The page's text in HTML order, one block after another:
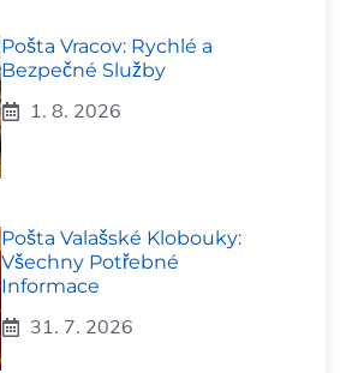
Pošta Vracov: Rychlé a
Bezpečné Služby
1. 8. 2026
Pošta Valašské Klobouky:
Všechny Potřebné
Informace
31. 7. 2026